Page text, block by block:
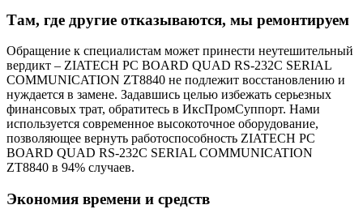
Там, где другие отказываются, мы ремонтируем
Обращение к специалистам может принести неутешительный
вердикт – ZIATECH PC BOARD QUAD RS-232C SERIAL
COMMUNICATION ZT8840 не подлежит восстановлению и
нуждается в замене. Задавшись целью избежать серьезных
финансовых трат, обратитесь в ИксПромСуппорт. Нами
используется современное высокоточное оборудование,
позволяющее вернуть работоспособность ZIATECH PC
BOARD QUAD RS-232C SERIAL COMMUNICATION
ZT8840 в 94% случаев.
Экономия времени и средств